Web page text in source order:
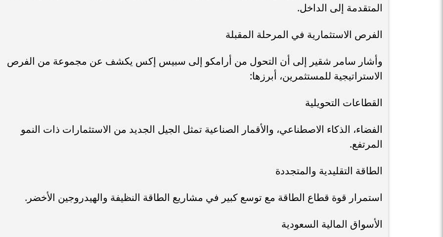
المتقدمة إلى الداخل.
الفرص الاستثمارية في المرحلة المقبلة
وأشار سامر شقير إلى أن التحول من أرامكو إلى سبيس إكس يكشف عن مجموعة من الفرص
الاستراتيجية للمستثمرين، أبرزها:
القطاعات التحويلية
الفضاء، الذكاء الاصطناعي، والأقمار الصناعية تمثل الجيل الجديد من الاستثمارات ذات النمو
المرتفع.
الطاقة التقليدية والمتجددة
استمرار قوة قطاع الطاقة مع توسع كبير في مشاريع الطاقة النظيفة والهيدروجين الأخضر.
الأسواق المالية السعودية